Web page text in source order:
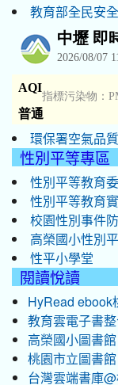
教育部全民安全
環保署空氣品
性別平等專區
性別平等教育
性別平等教育
校園性別事件
高榮國小性別
性平小學堂
閱讀悅讀
HyRead ebook
教育雲電子書
高榮國小圖書館
桃園市立圖書館
台灣雲端書庫@